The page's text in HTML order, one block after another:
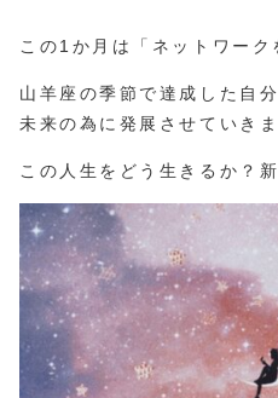
この1か月は「ネットワーク
山羊座の季節で達成した自
未来の為に発展させていきま
この人生をどう生きるか？